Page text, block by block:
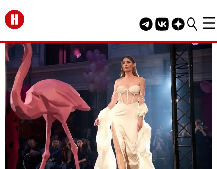
Перейти на главную
Telegram канал
Группа HELLO
Канал